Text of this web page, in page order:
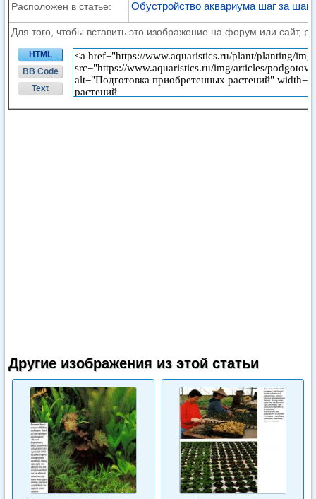
Расположен в статье: Обустройство аквариума шаг за
Для того, чтобы вставить это изображение на форум или сайт,
HTML
BB Code
Text
Другие изображения из этой статьи